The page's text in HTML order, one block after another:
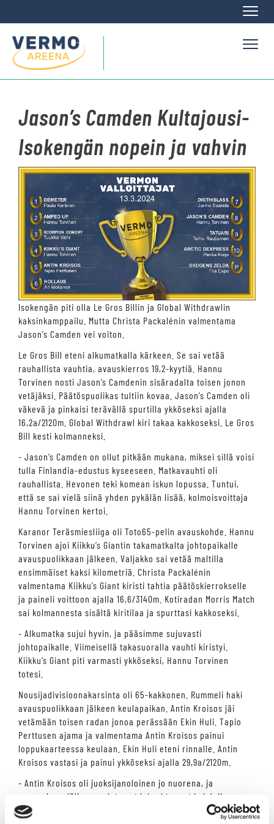
Jason’s Camden Kultajousi-
Isokengän nopein ja vahvin
Isokengän piti olla Le Gros Billin ja Global Withdrawlin
kaksinkamppailu. Mutta Christa Packalénin valmentama
Jason’s Camden vei voiton.
Le Gros Bill eteni alkumatkalla kärkeen. Se sai vetää
rauhallista vauhtia, avauskierros 19,2-kyytiä. Hannu
Torvinen nosti Jason’s Camdenin sisäradalta toisen jonon
vetäjäksi. Päätöspuolikas tultiin kovaa. Jason’s Camden oli
väkevä ja pinkaisi terävällä spurtilla ykköseksi ajalla
16,2a/2120m. Global Withdrawl kiri takaa kakkoseksi. Le Gros
Bill kesti kolmanneksi.
- Jason’s Camden on ollut pitkään mukana, miksei sillä voisi
tulla Finlandia-edustus kyseeseen. Matkavauhti oli
rauhallista. Hevonen teki komean iskun lopussa. Tuntui,
että se sai vielä siinä yhden pykälän lisää, kolmoisvoittaja
Hannu Torvinen kertoi.
Karanor Teräsmiesliiga oli Toto65-pelin avauskohde. Hannu
Torvinen ajoi Kiikku’s Giantin takamatkalta johtopaikalle
avauspuolikkaan jälkeen. Valjakko sai vetää maltilla
ensimmäiset kaksi kilometriä. Christa Packalénin
valmentama Kiikku’s Giant kiristi tahtia päätöskierrokselle
ja paineli voittoon ajalla 16,6/3140m. Kotiradan Morris Match
sai kolmannesta sisältä kiritilaa ja spurttasi kakkoseksi.
- Alkumatka sujui hyvin, ja pääsimme sujuvasti
johtopaikalle. Viimeisellä takasuoralla vauhti kiristyi.
Kiikku’s Giant piti varmasti ykköseksi, Hannu Torvinen
totesi.
Nousijadivisioonakarsinta oli 65-kakkonen. Rummeli haki
avauspuolikkaan jälkeen keulapaikan. Antin Kroisos jäi
vetämään toisen radan jonoa perässään Ekin Huli. Tapio
Perttusen ajama ja valmentama Antin Kroisos painui
loppukaarteessa keulaan. Ekin Huli eteni rinnalle. Antin
Kroisos vastasi ja painui ykköseksi ajalla 29,9a/2120m.
- Antin Kroisos oli juoksijanoloinen jo nuorena, ja
ruunauksen jälkeen asiat ovat loksahtaneet kohdalleen.
Tänään se teki uransa parhaan juoksun. Se on voimistunut